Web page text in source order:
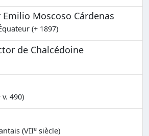
Moscoso Cárdenas
(+ 1897)
de Chalcédoine
490)
(VIIe siècle)